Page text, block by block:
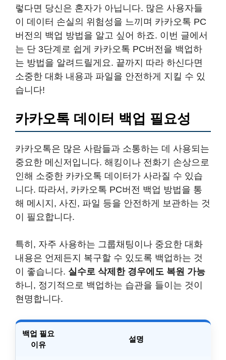
렇다면 당신은 혼자가 아닙니다. 많은 사용자들
이 데이터 손실의 위험성을 느끼며 카카오톡 PC
버전의 백업 방법을 알고 싶어 하죠. 이번 글에서
는 단 3단계로 쉽게 카카오톡 PC버전을 백업하
는 방법을 알려드릴게요. 끝까지 따라 하신다면
소중한 대화 내용과 파일을 안전하게 지킬 수 있
습니다!
카카오톡 데이터 백업 필요성
카카오톡은 많은 사람들과 소통하는 데 사용되는
중요한 메신저입니다. 해킹이나 전화기 손상으로
인해 소중한 카카오톡 데이터가 사라질 수 있습
니다. 따라서, 카카오톡 PC버전 백업 방법을 통
해 메시지, 사진, 파일 등을 안전하게 보관하는 것
이 필요합니다.
특히, 자주 사용하는 그룹채팅이나 중요한 대화
내용은 언제든지 복구할 수 있도록 백업하는 것
이 좋습니다. 실수로 삭제한 경우에도 복원 가능
하니, 정기적으로 백업하는 습관을 들이는 것이
현명합니다.
백업 필요
이유
설명